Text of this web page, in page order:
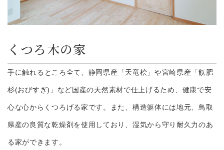
くつろ木の家
手に触れるところ全て、静岡県産「天竜桧」や宮崎県産「飫肥
杉(おびすぎ)」など国産の天然素材で仕上げるため、健康で安
心な心からくつろげる家です。また、構造躯体には地元、鳥取
県産の良質な乾燥剤を使用しており、湿気から守り耐久力のあ
る家ができます。